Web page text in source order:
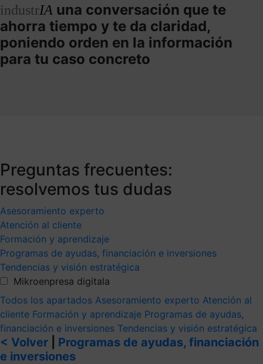
industrIA una conversación que te
ahorra tiempo y te da claridad,
poniendo orden en la información
para tu caso concreto
Preguntas frecuentes:
resolvemos tus dudas
Asesoramiento experto
Atención al cliente
Formación y aprendizaje
Programas de ayudas, financiación e inversiones
Tendencias y visión estratégica
Mikroenpresa digitala
Todos los apartados Asesoramiento experto Atención al
cliente Formación y aprendizaje Programas de ayudas,
financiación e inversiones Tendencias y visión estratégica
< Volver
Programas de ayudas, financiación
e inversiones